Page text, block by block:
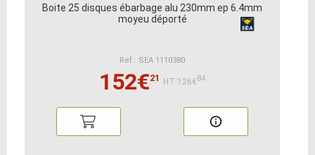
Boite 25 disques ébarbage alu 230mm ep 6.4mm
moyeu déporté
Ref : SEA 1110380
152€21 HT:126€84